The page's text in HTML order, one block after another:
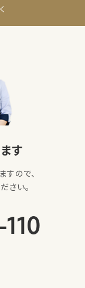
す
すので、
さい。